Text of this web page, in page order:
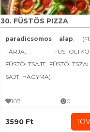
30. FÜSTÖS PIZZA
paradicsomos alap,
TARJA,
FÜSTÖLTSAJT,
SAJT, HAGYMA)
107 0
3590 Ft